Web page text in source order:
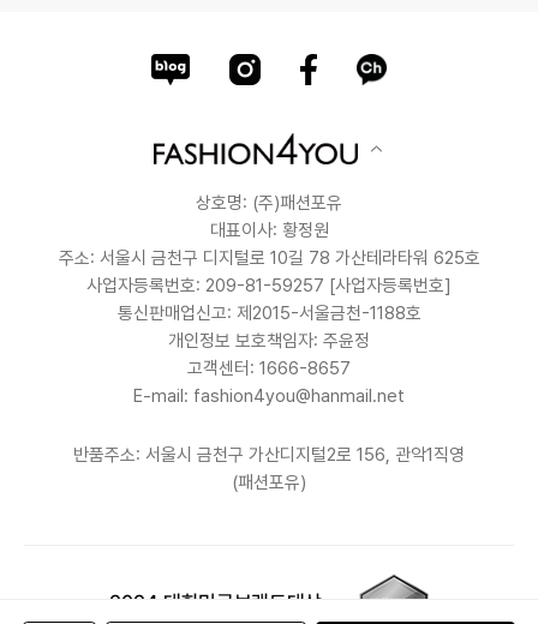
상호명: (주)패션포유
대표이사: 황정원
주소: 서울시 금천구 디지털로 10길 78 가산테라타워 625호
사업자등록번호: 209-81-59257 [사업자등록번호]
통신판매업신고: 제2015-서울금천-1188호
개인정보 보호책임자: 주윤정
고객센터: 1666-8657
E-mail: fashion4you@hanmail.net
반품주소: 서울시 금천구 가산디지털2로 156, 관악1직영
(패션포유)